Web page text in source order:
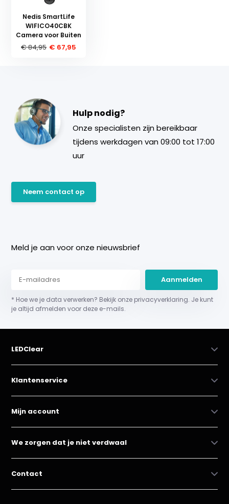
Nedis SmartLife
WIFICO40CBK
Camera voor Buiten
€ 84,95 € 67,95
Hulp nodig?
Onze specialisten zijn bereikbaar
tijdens werkdagen van 09:00 tot 17:00
uur
Neem contact op
Meld je aan voor onze nieuwsbrief
Aanmelden
* Hoe we je data verwerken? Bekijk onze privacyverklaring. Je kunt
je altijd afmelden voor deze e-mails.
LEDClear
Klantenservice
Mijn account
We zorgen dat je niet verdwaal
Contact